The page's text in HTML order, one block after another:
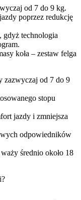
od 7 do 9 kg.
poprzez redukcję
gdyż technologia
koła – zestaw felga
zazwyczaj od 7 do 9
stopu
jazdy i zmniejsza
odpowiedników
średnio około 18